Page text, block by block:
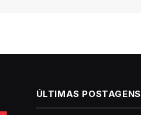
ÚLTIMAS POSTAGENS